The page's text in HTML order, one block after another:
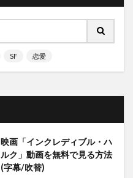
SF 恋愛
映画「インクレディブル・ハ
ルク」動画を無料で見る方法
(字幕/吹替)